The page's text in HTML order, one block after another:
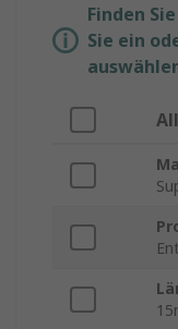
Finden
Sie ein